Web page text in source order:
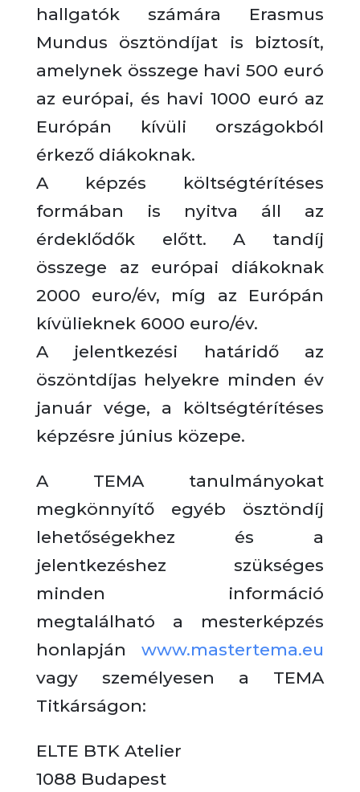
hallgatók számára Erasmus
Mundus ösztöndíjat is biztosít,
amelynek összege havi 500 euró
az európai, és havi 1000 euró az
Európán kívüli országokból
érkező diákoknak.
A képzés költségtérítéses
formában is nyitva áll az
érdeklődők előtt. A tandíj
összege az európai diákoknak
2000 euro/év, míg az Európán
kívülieknek 6000 euro/év.
A jelentkezési határidő az
öszöntdíjas helyekre minden év
január vége, a költségtérítéses
képzésre június közepe.
A TEMA tanulmányokat
megkönnyítő egyéb ösztöndíj
lehetőségekhez és a
jelentkezéshez szükséges
minden információ
megtalálható a mesterképzés
honlapjánwww.mastertema.eu
vagy személyesen a TEMA
Titkárságon:
ELTE BTK Atelier
1088 Budapest